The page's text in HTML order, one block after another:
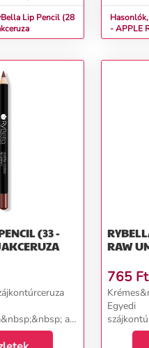
Lip Pencil (28
Ajakceruza
(33 -
AJAKCERUZA
a
765 Ft
Egyedi
RyBella